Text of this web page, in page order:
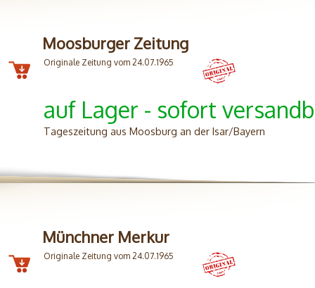
Moosburger Zeitung
Originale Zeitung vom 24.07.1965
auf Lager - sofort
Tageszeitung aus Moosburg an der Isar/Bayern
Münchner Merkur
Originale Zeitung vom 24.07.1965